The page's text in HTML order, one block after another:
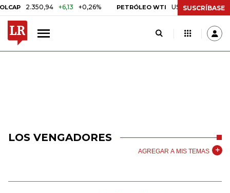
2.350,94 +6,13 +0,26% PETRÓLEO WTI US$ 78,01 US$ 2,92
SUSCRÍBASE
LOS VENGADORES
AGREGAR A MIS TEMAS